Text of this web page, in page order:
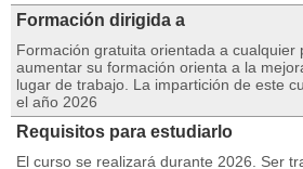
Formación dirigida a
Formación gratuita orientada a cualquier
aumentar su formación orienta a la
lugar de trabajo. La impartición de este
el año 2026
Requisitos para estudiarlo
El curso se realizará durante 2026. Ser